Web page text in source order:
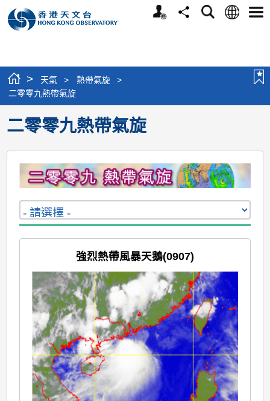
個
分
搜
語
選
> 天氣 > 熱帶氣旋
>
二零零九熱帶氣旋
二零零九熱帶氣旋
強烈熱帶風暴天鵝(0907)